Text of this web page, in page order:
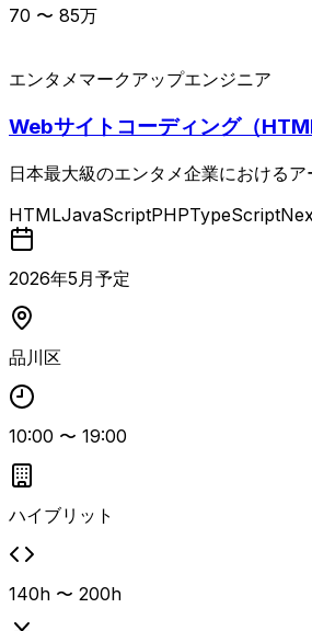
70 〜 85万
エンタメ マークアップエンジニア
Webサイトコーディング（
日本最大級のエンタメ企業における
案件です。 HTML/CSS/JavaScript/
ンテンプレートを活用しつつも高いデ
れる構築を行います。 既存サイトの運
ート対応に加え、PerfectPixel等を用
実装、複数案件の並行管理やスケジュ
ションも重要な業務となります。 10
的サイトをテンプレートに依存せず独
PHPで構築されたWebサイト制作経
クランナーを用いた開発経験、チーム
験が必須です。 WordPress独自テン
s/Nuxt.js/TypeScript、Laravel、
開発経験があるとよりマッチします。
HTMLJavaScriptPHPTypeScript
2026年5 月予定
品川区
10:00 〜 19:00
ハイブリット
140h 〜 200h